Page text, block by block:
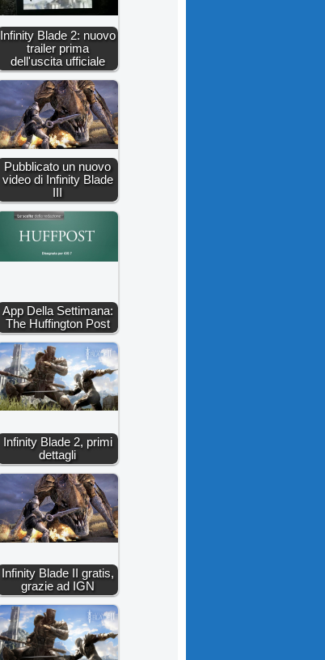
Infinity Blade 2: nuovo
trailer prima
dell'uscita ufficiale
Pubblicato un nuovo
video di Infinity Blade
III
App Della Settimana:
The Huffington Post
Infinity Blade 2, primi
dettagli
Infinity Blade II gratis,
grazie ad IGN